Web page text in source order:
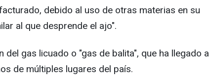
debido al uso de otras materias en su
al que desprende el ajo".
gas licuado o "gas de balita", que ha llegado a
de múltiples lugares del país.